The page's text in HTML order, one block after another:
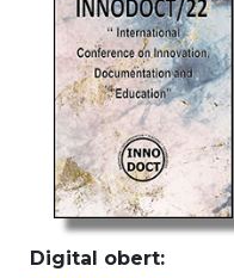
Digital obert: